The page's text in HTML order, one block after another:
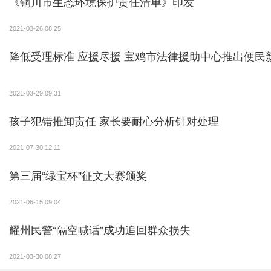
《铜川市生态环境保护责任清单》印发
2021-03-26 08:25
降低受理标准 应援尽援 宝鸡市法律援助中心推出便民
2021-03-29 09:31
孩子犯错推卸责任 家长要耐心分析针对处理
2021-07-30 12:11
第三届“绿宝杯”征文大赛颁奖
2021-06-15 09:04
耀州民警“隔空喊话”成功追回群众损失
2021-03-30 08:27